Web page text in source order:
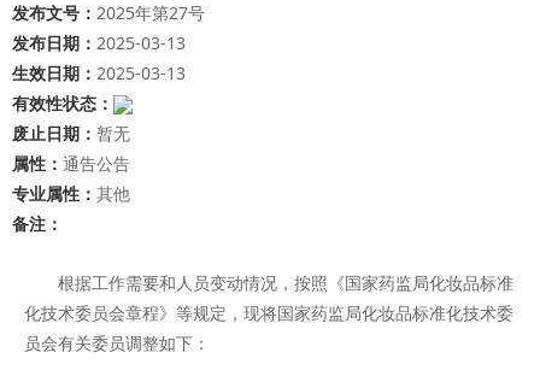
发布文号： 2025年第27号
发布日期： 2025-03-13
生效日期： 2025-03-13
有效性状态：
废止日期： 暂无
属性： 通告公告
专业属性： 其他
备注：
根据工作需要和人员变动情况，按照《国家药监局化妆品标准
化技术委员会章程》等规定，现将国家药监局化妆品标准化技术委
员会有关委员调整如下：